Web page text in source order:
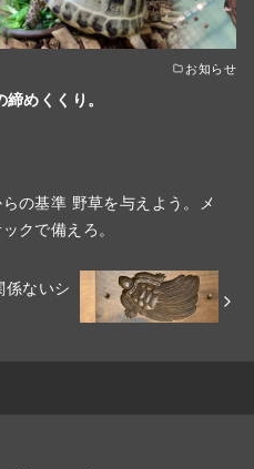
お知らせ
めくくり。
の基準 野草を与えよう。メ
クで備えろ。
係ないシ